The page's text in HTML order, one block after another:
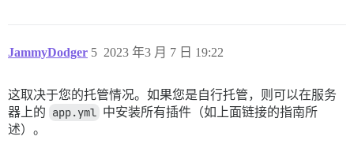
JammyDodger 2023 年3 月 7 日 19:22
5
这取决于您的托管情况。如果您是自行托管，则可以在服务
器上的 app.yml 中安装所有插件（如上面链接的指南所
述）。